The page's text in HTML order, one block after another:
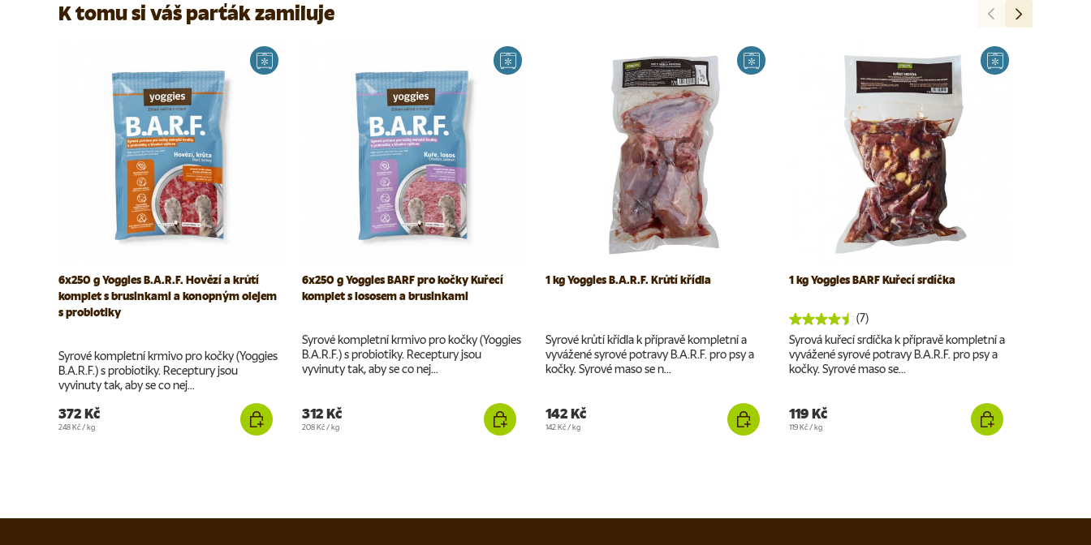
K tomu si váš parťák zamiluje Předchozí
Další
6x250 g Yoggies B.A.R.F. Hovězí a krůtí
komplet s brusinkami a konopným olejem
s probiotiky
Syrové kompletní krmivo pro kočky (Yoggies
B.A.R.F.) s probiotiky. Receptury jsou
vyvinuty tak, aby se co nej...
372 Kč
Cena za jednotku
248 Kč /kg
6x250 g Yoggies BARF pro kočky Kuřecí
komplet s lososem a brusinkami
Syrové kompletní krmivo pro kočky (Yoggies
B.A.R.F.) s probiotiky. Receptury jsou
vyvinuty tak, aby se co nej...
312 Kč
Cena za jednotku
208 Kč /kg
1 kg Yoggies B.A.R.F. Krůtí křídla
Syrové krůtí křídla k přípravě kompletní a
vyvážené syrové potravy B.A.R.F. pro psy a
kočky. Syrové maso se n...
142 Kč
Cena za jednotku
142 Kč /kg
1 kg Yoggies BARF Kuřecí srdíčka
(7)
Syrová kuřecí srdíčka k přípravě kompletní a
vyvážené syrové potravy B.A.R.F. pro psy a
kočky. Syrové maso se...
119 Kč
Cena za jednotku
119 Kč /kg